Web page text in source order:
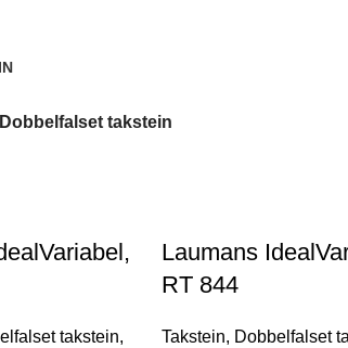
takstein
takstein,
Laumans
RT 844
Takstein, Dobbelfalset